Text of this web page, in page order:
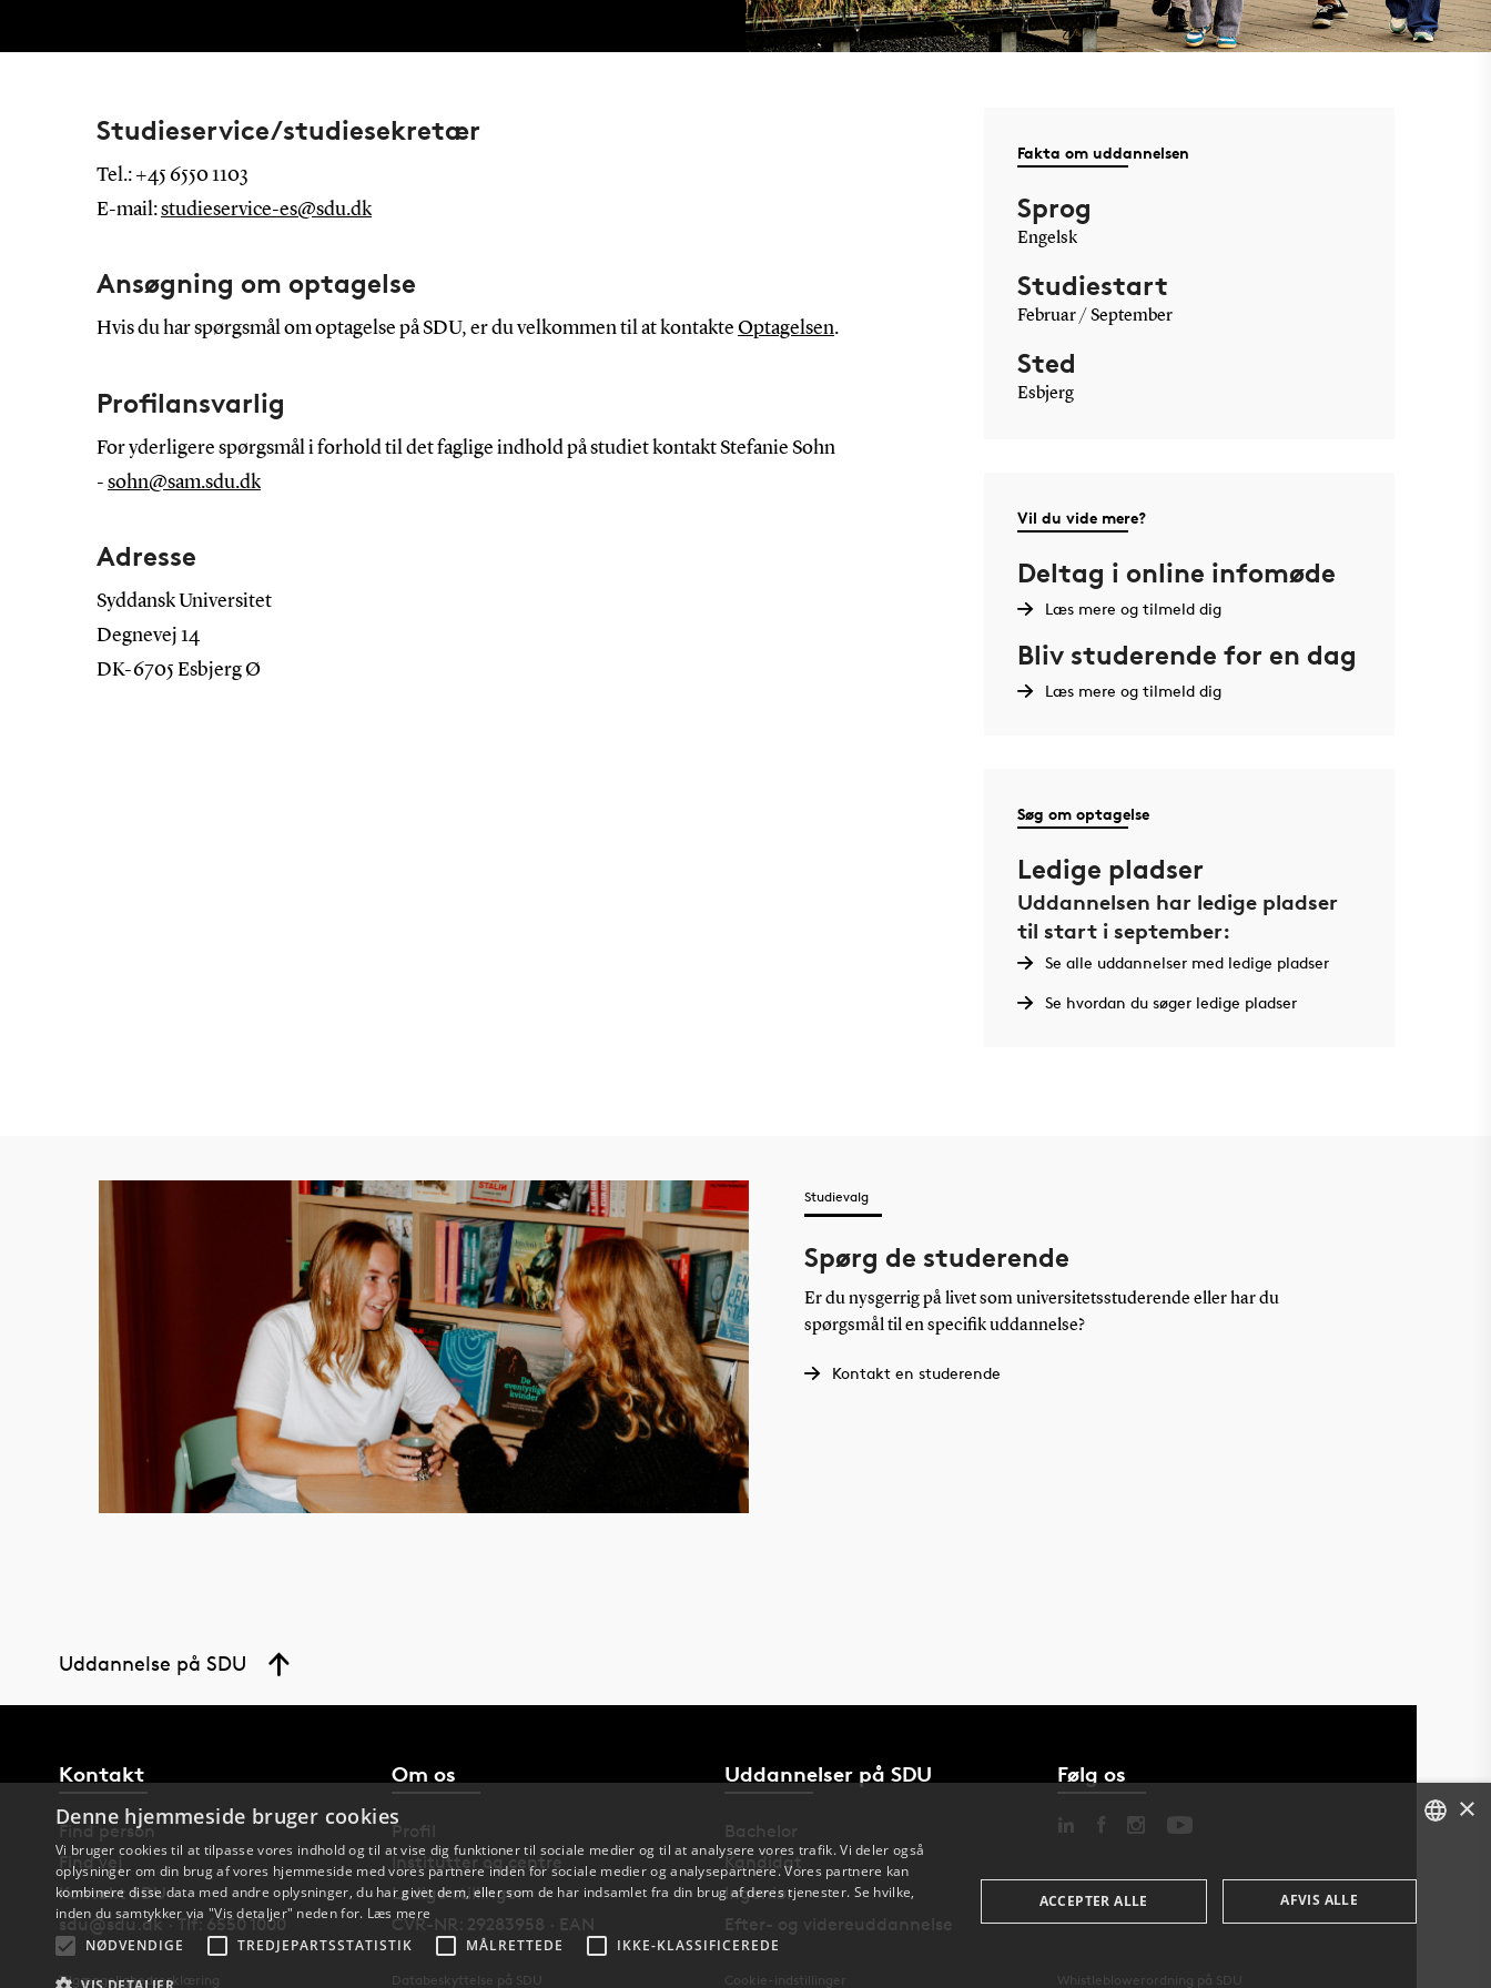
Studieservice/studiesekretær
Tel.: +45 6550 1103
E-mail:studieservice-es@sdu.dk
Ansøgning om optagelse
Hvis du har spørgsmål om optagelse på SDU, er du velkommen til at kontakte Optagelsen.
Profilansvarlig
For yderligere spørgsmål i forhold til det faglige indhold på studiet kontakt Stefanie Sohn
- sohn@sam.sdu.dk
Adresse
Syddansk Universitet
Degnevej 14
DK-6705 Esbjerg Ø
Fakta om uddannelsen
Sprog
Engelsk
Studiestart
Februar / September
Sted
Esbjerg
Vil du vide mere?
Deltag i online infomøde
Læs mere og tilmeld dig
Bliv studerende for en dag
Læs mere og tilmeld dig
Søg om optagelse
Ledige pladser
Uddannelsen har ledige pladser
til start i september:
Se alle uddannelser med ledige pladser
Se hvordan du søger ledige pladser
Studievalg
Spørg de studerende
Er du nysgerrig på livet som universitetsstuderende eller har du
spørgsmål til en specifik uddannelse?
Kontakt en studerende
Uddannelse på SDU
Kontakt
Find person
Find vej
Kontakt SDU
sdu@sdu.dk · Tlf: 6550 1000
Om os
Profil
Institutter og centre
Ledige stillinger
CVR-NR: 29283958 · EAN
Uddannelser på SDU
Bachelor
Kandidat
Ingeniør
Efter- og videreuddannelse
Følg os
Tilgængelighedserklæring Databeskyttelse på SDU Cookie-indstillinger Whistleblowerordning på SDU
ENGLISH
×
Denne hjemmeside bruger cookies
Vi bruger cookies til at tilpasse vores indhold og til at vise dig funktioner til sociale medier og til at analysere vores trafik. Vi deler også
oplysninger om din brug af vores hjemmeside med vores partnere inden for sociale medier og analysepartnere. Vores partnere kan
kombinere disse data med andre oplysninger, du har givet dem, eller som de har indsamlet fra din brug af deres tjenester. Se hvilke,
inden du samtykker via "Vis detaljer" neden for. Læs mere
NØDVENDIGE
TREDJEPARTSSTATISTIK MÅLRETTEDE IKKE-KLASSIFICEREDE
ACCEPTER ALLE AFVIS ALLE